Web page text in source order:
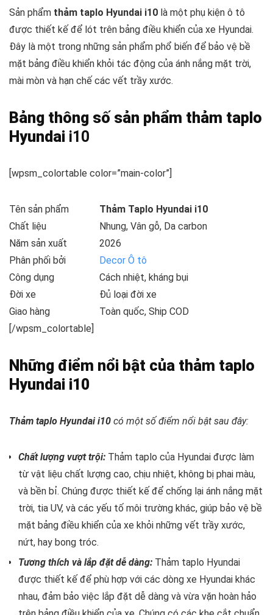
Sản phẩm thảm taplo Hyundai i10 là một phụ kiện ô tô
được thiết kế để lót trên bảng điều khiển của xe Hyundai.
Đây là một trong những sản phẩm phổ biến để bảo vệ bề
mặt bảng điều khiển khỏi tác động của ánh nắng mặt trời,
mài mòn và hạn chế các vết trầy xước.
Bảng thông số sản phẩm thảm taplo
Hyundai i10
[wpsm_colortable color=”main-color”]
Tên sản phẩm
Thảm Taplo Hyundai i10
Chất liệu
Nhung, Vân gỗ, Da carbon
Năm sản xuất
2026
Phân phối bởi
Decor Ô tô
Công dụng
Cách nhiệt, kháng bụi
Đời xe
Đủ loại đời xe
Giao hàng
Toàn quốc, Ship COD
[/wpsm_colortable]
Những điểm nổi bật của thảm taplo
Hyundai i10
Thảm taplo Hyundai i10 có một số điểm nổi bật sau đây:
Chất lượng vượt trội: Thảm taplo của Hyundai được làm
từ vật liệu chất lượng cao, chịu nhiệt, không bị phai màu,
và bền bỉ. Chúng được thiết kế để chống lại ánh nắng mặt
trời, tia UV, và các yếu tố môi trường khác, giúp bảo vệ bề
mặt bảng điều khiển của xe khỏi những vết trầy xước,
nứt, hay bong tróc.
Tương thích và lắp đặt dễ dàng: Thảm taplo Hyundai
được thiết kế để phù hợp với các dòng xe Hyundai khác
nhau, đảm bảo việc lắp đặt dễ dàng và vừa vặn hoàn hảo